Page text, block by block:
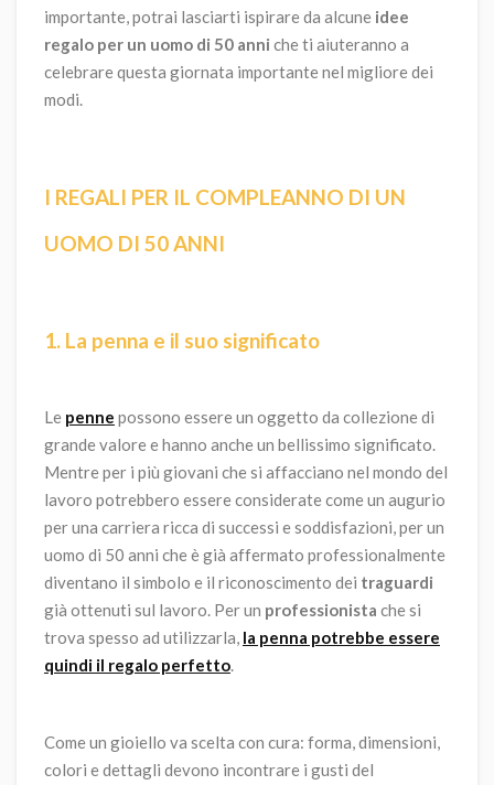
importante, potrai lasciarti ispirare da alcune idee
regalo per un uomo di 50 anni che ti aiuteranno a
celebrare questa giornata importante nel migliore dei
modi.
I REGALI PER IL COMPLEANNO DI UN
UOMO DI 50 ANNI
1. La penna e il suo significato
Le penne possono essere un oggetto da collezione di
grande valore e hanno anche un bellissimo significato.
Mentre per i più giovani che si affacciano nel mondo del
lavoro potrebbero essere considerate come un augurio
per una carriera ricca di successi e soddisfazioni, per un
uomo di 50 anni che è già affermato professionalmente
diventano il simbolo e il riconoscimento dei traguardi
già ottenuti sul lavoro. Per un professionista che si
trova spesso ad utilizzarla, la penna potrebbe essere
quindi il regalo perfetto.
Come un gioiello va scelta con cura: forma, dimensioni,
colori e dettagli devono incontrare i gusti del